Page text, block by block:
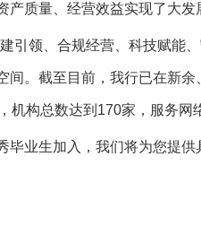
质量、经营效益实现了大发
领、合规经营、科技赋能、
间。截至目前，我行已在新
机构总数达到170家，服务网
业生加入，我们将为您提供